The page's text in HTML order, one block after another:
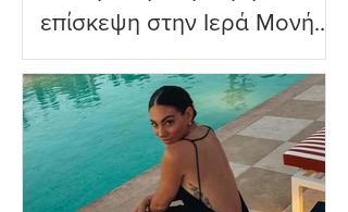
επίσκεψη στην Ιερά Μονή
Πανορμίτη